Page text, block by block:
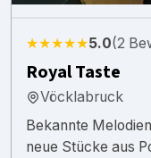
★★★★★5.0(2
Royal Taste
Vöcklabruck
Bekannte
neue Stücke aus